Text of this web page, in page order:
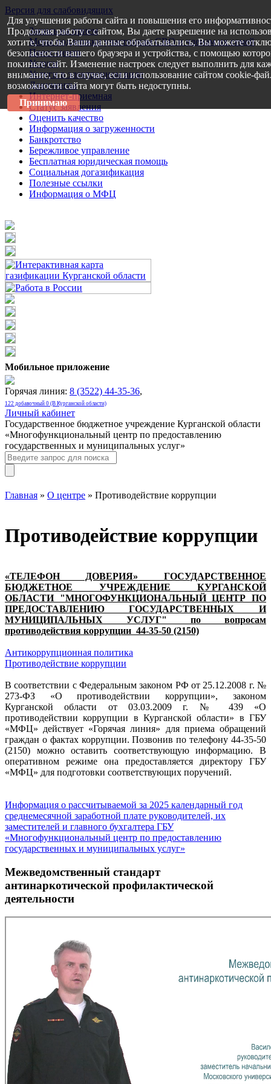
Версия для слабовидящих
Запись на прием
Меры поддержки участникам СВО и членам их семей
Пресс-центр
Услуги
Услуги в электронном виде
Документы
Интернет-приемная
Статус заявления
Оценить качество
Информация о загруженности
Банкротство
Бережливое управление
Бесплатная юридическая помощь
Социальная догазификация
Полезные ссылки
Информация о МФЦ
Мобильное приложение
Горячая линия: 8 (3522) 44-35-36,
122 добавочный 0 (В Курганской области)
Личный кабинет
Государственное бюджетное учреждение Курганской области
«Многофункциональный центр по предоставлению
государственных и муниципальных услуг»
Главная » О центре » Противодействие коррупции
Противодействие коррупции
«ТЕЛЕФОН ДОВЕРИЯ» ГОСУДАРСТВЕННОЕ
БЮДЖЕТНОЕ УЧРЕЖДЕНИЕ КУРГАНСКОЙ
ОБЛАСТИ "МНОГОФУНКЦИОНАЛЬНЫЙ ЦЕНТР ПО
ПРЕДОСТАВЛЕНИЮ ГОСУДАРСТВЕННЫХ И
МУНИЦИПАЛЬНЫХ УСЛУГ" по вопросам
противодействия коррупции 44-35-50 (2150)
Антикоррупционная политика
Противодействие коррупции
В соответствии с Федеральным законом РФ от 25.12.2008 г. №
273-ФЗ «О противодействии коррупции», законом
Курганской области от 03.03.2009 г. № 439 «О
противодействии коррупции в Курганской области» в ГБУ
«МФЦ» действует «Горячая линия» для приема обращений
граждан о фактах коррупции. Позвонив по телефону 44-35-50
(2150) можно оставить соответствующую информацию. В
оперативном режиме она предоставляется директору ГБУ
«МФЦ» для подготовки соответствующих поручений.
Информация о рассчитываемой за 2025 календарный год
среднемесячной заработной плате руководителей, их
заместителей и главного бухгалтера ГБУ
«Многофункциональный центр по предоставлению
государственных и муниципальных услуг»
Межведомственный стандарт
антинаркотической профилактической
деятельности
Для улучшения работы сайта и повышения его
Продолжая работу с сайтом, Вы даете разрешение на
хотите, чтобы Ваши данные обрабатывались, Вы можете
безопасности вашего браузера и устройства, с помощью
покиньте сайт. Изменение настроек следует выполнить для
внимание, что в случае, если использование сайтом cookie-
возможности сайта могут быть недоступны.
Принимаю